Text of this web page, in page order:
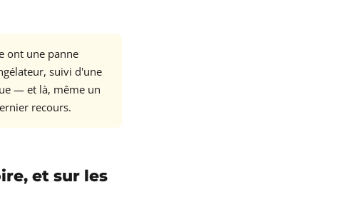
ont une panne
suivi d'une
— et là, même un
recours.
et sur les